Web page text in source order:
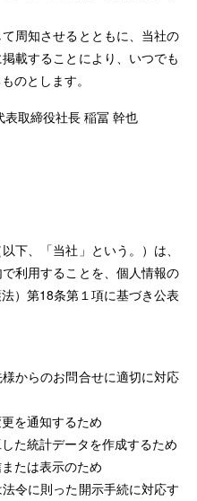
周知させるとともに、当社の
載することにより、いつでも
のとします。
取締役社長 稲冨 幹也
下、「当社」という。）は、
利用することを、個人情報の
）第18条第１項に基づき公表
からのお問合せに適切に対応
を通知するため
た統計データを作成するため
たは表示のため
令に則った開示手続に対応す